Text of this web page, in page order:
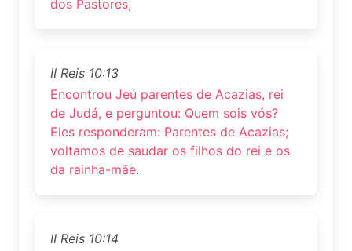
dos Pastores,
II Reis 10:13
Encontrou Jeú parentes de Acazias, rei
de Judá, e perguntou: Quem sois vós?
Eles responderam: Parentes de Acazias;
voltamos de saudar os filhos do rei e os
da rainha-mãe.
II Reis 10:14